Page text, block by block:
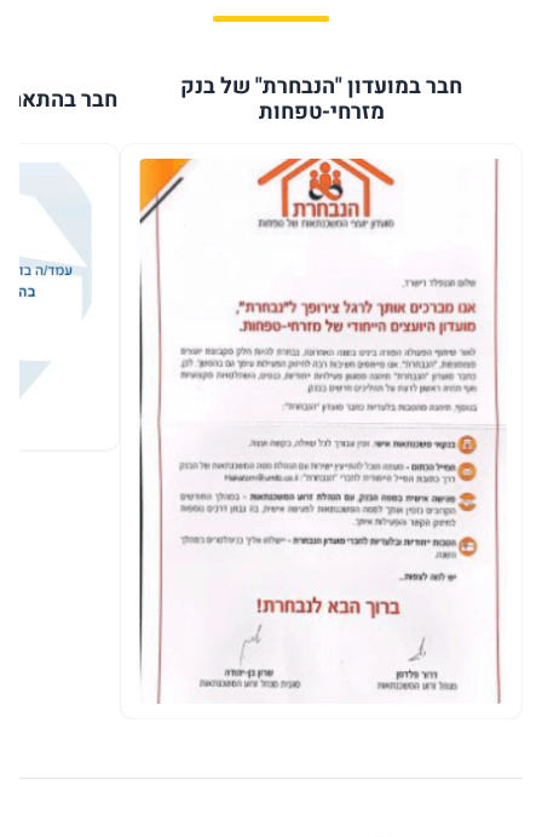
חבר במועדון "הנבחרת" של בנק
מזרחי-טפחות חבר